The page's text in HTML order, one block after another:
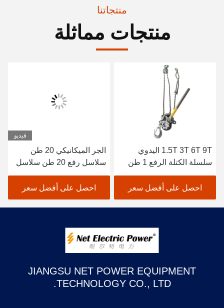
منتجاتنا
منتجات مماثلة
1.5T 3T 6T 9T اليدوي
سلسلة الكتلة الرفع 1 طن
اليدوي سلسلة الرفع
احصل على أفضل سعر
فيديو
الجر الميكانيكي 20 طن
سلاسل رفع 20 طن سلاسل
كتلة البولية
احصل على أفضل سعر
JIANGSU NET POWER EQUIPMENT
TECHNOLOGY CO., LTD.